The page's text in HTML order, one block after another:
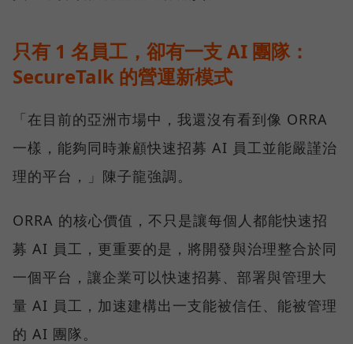
只有 1 名員工，卻有一支 AI 團隊：
SecureTalk 的營運新模式
「在目前的亞洲市場中，我還沒有看到像 ORRA
一樣，能夠同時兼顧快速招募 AI 員工並能嚴謹治
理的平台，」陳子龍強調。
ORRA 的核心價值，不只是讓每個人都能快速招
募 AI 員工，更重要的是，將開發與治理整合於同
一個平台，讓企業可以快速招募、部署與管理大
量 AI 員工，加速建構出一支能被信任、能被管理
的 AI 團隊。